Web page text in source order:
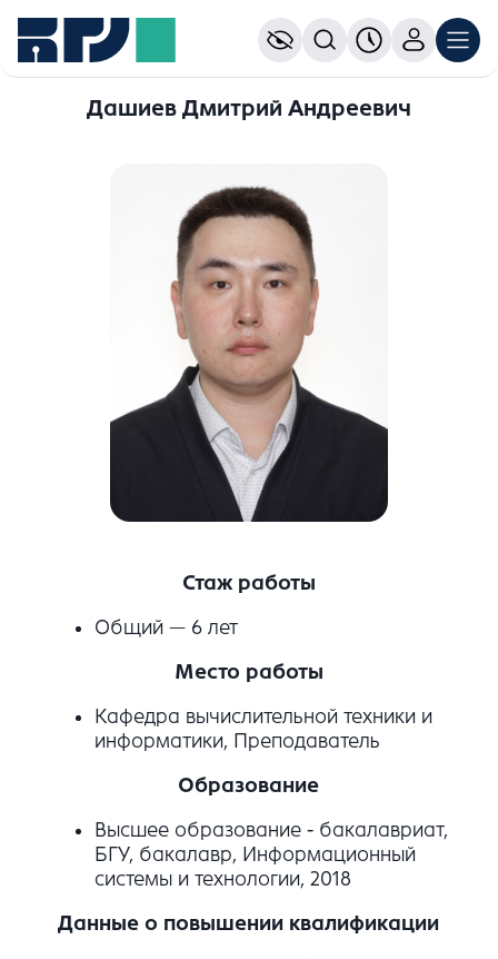
Дашиев Дмитрий Андреевич
Стаж работы
Общий — 6 лет
Место работы
Кафедра вычислительной техники и
информатики, Преподаватель
Образование
Высшее образование - бакалавриат,
БГУ, бакалавр, Информационный
системы и технологии, 2018
Данные о повышении квалификации